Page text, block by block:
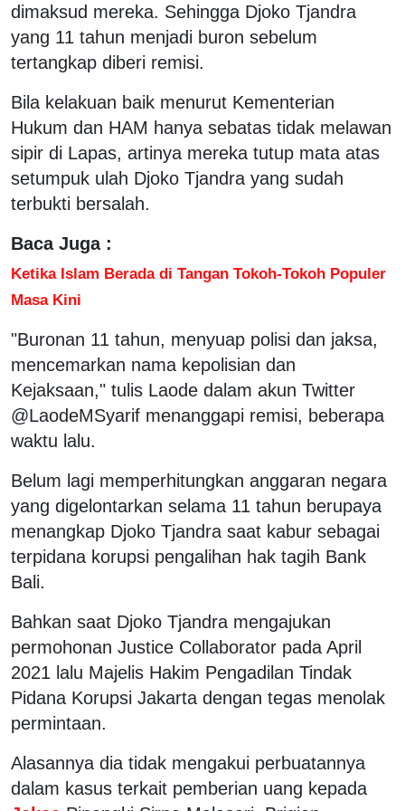
dimaksud mereka. Sehingga Djoko Tjandra
yang 11 tahun menjadi buron sebelum
tertangkap diberi remisi.
Bila kelakuan baik menurut Kementerian
Hukum dan HAM hanya sebatas tidak melawan
sipir di Lapas, artinya mereka tutup mata atas
setumpuk ulah Djoko Tjandra yang sudah
terbukti bersalah.
Baca Juga :
Ketika Islam Berada di Tangan Tokoh-Tokoh Populer
Masa Kini
"Buronan 11 tahun, menyuap polisi dan jaksa,
mencemarkan nama kepolisian dan
Kejaksaan," tulis Laode dalam akun Twitter
@LaodeMSyarif menanggapi remisi, beberapa
waktu lalu.
Belum lagi memperhitungkan anggaran negara
yang digelontarkan selama 11 tahun berupaya
menangkap Djoko Tjandra saat kabur sebagai
terpidana korupsi pengalihan hak tagih Bank
Bali.
Bahkan saat Djoko Tjandra mengajukan
permohonan Justice Collaborator pada April
2021 lalu Majelis Hakim Pengadilan Tindak
Pidana Korupsi Jakarta dengan tegas menolak
permintaan.
Alasannya dia tidak mengakui perbuatannya
dalam kasus terkait pemberian uang kepada